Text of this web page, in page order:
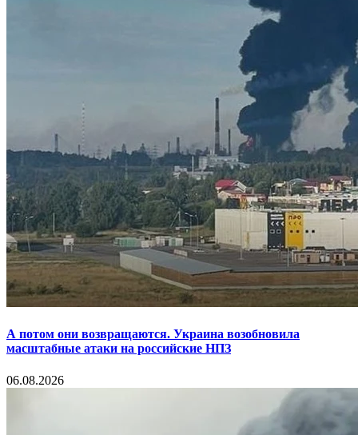
А потом они возвращаются. Украина возобновила
масштабные атаки на российские НПЗ
06.08.2026